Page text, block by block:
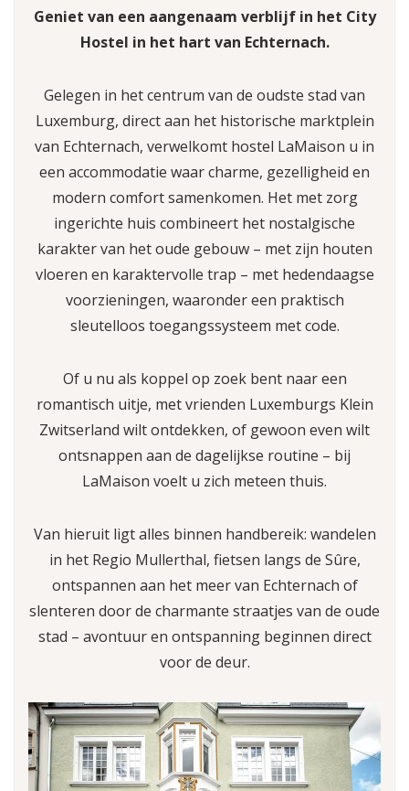
Geniet van een aangenaam verblijf in het City
Hostel in het hart van Echternach.
Gelegen in het centrum van de oudste stad van
Luxemburg, direct aan het historische marktplein
van Echternach, verwelkomt hostel LaMaison u in
een accommodatie waar charme, gezelligheid en
modern comfort samenkomen. Het met zorg
ingerichte huis combineert het nostalgische
karakter van het oude gebouw – met zijn houten
vloeren en karaktervolle trap – met hedendaagse
voorzieningen, waaronder een praktisch
sleutelloos toegangssysteem met code.
Of u nu als koppel op zoek bent naar een
romantisch uitje, met vrienden Luxemburgs Klein
Zwitserland wilt ontdekken, of gewoon even wilt
ontsnappen aan de dagelijkse routine – bij
LaMaison voelt u zich meteen thuis.
Van hieruit ligt alles binnen handbereik: wandelen
in het Regio Mullerthal, fietsen langs de Sûre,
ontspannen aan het meer van Echternach of
slenteren door de charmante straatjes van de oude
stad – avontuur en ontspanning beginnen direct
voor de deur.